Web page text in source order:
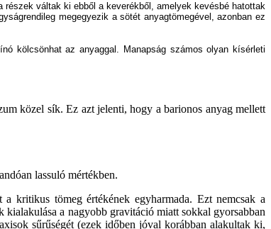
váltak ki ebből a keverékből, amelyek kevésbé hatottak
megegyezik a sötét anyagtömegével, azonban ez
kölcsönhat az anyaggal. Manapság számos olyan kísérleti
közel sík. Ez azt jelenti, hogy a barionos anyag mellett
lassuló mértékben.
kritikus tömeg értékének egyharmada. Ezt nemcsak a
kialakulása a nagyobb gravitáció miatt sokkal gyorsabban
sűrűségét (ezek időben jóval korábban alakultak ki,